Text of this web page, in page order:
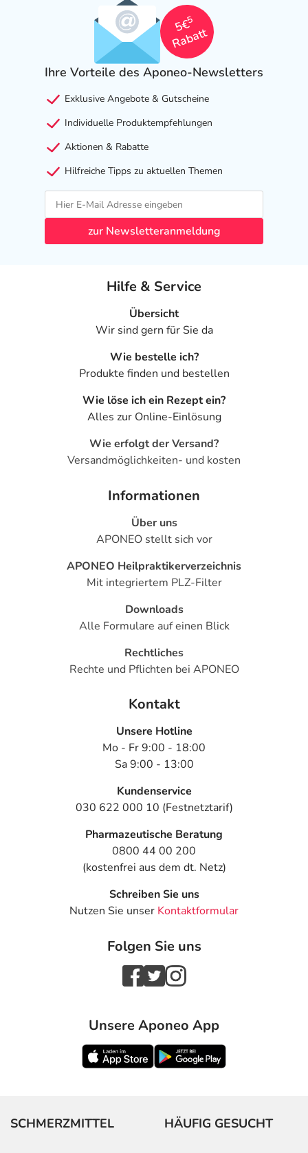
5€
5
Rabatt
Ihre Vorteile des Aponeo-Newsletters
Exklusive Angebote & Gutscheine
Individuelle Produktempfehlungen
Aktionen & Rabatte
Hilfreiche Tipps zu aktuellen Themen
zur Newsletteranmeldung
Hilfe & Service
Übersicht
Wir sind gern für Sie da
Wie bestelle ich?
Produkte finden und bestellen
Wie löse ich ein Rezept ein?
Alles zur Online-Einlösung
Wie erfolgt der Versand?
Versandmöglichkeiten- und kosten
Informationen
Über uns
APONEO stellt sich vor
APONEO Heilpraktikerverzeichnis
Mit integriertem PLZ-Filter
Downloads
Alle Formulare auf einen Blick
Rechtliches
Rechte und Pflichten bei APONEO
Kontakt
Unsere Hotline
Mo - Fr 9:00 - 18:00
Sa 9:00 - 13:00
Kundenservice
030 622 000 10 (Festnetztarif)
Pharmazeutische Beratung
0800 44 00 200
(kostenfrei aus dem dt. Netz)
Schreiben Sie uns
Nutzen Sie unser Kontaktformular
Folgen Sie uns
Unsere Aponeo App
SCHMERZMITTEL HÄUFIG GESUCHT